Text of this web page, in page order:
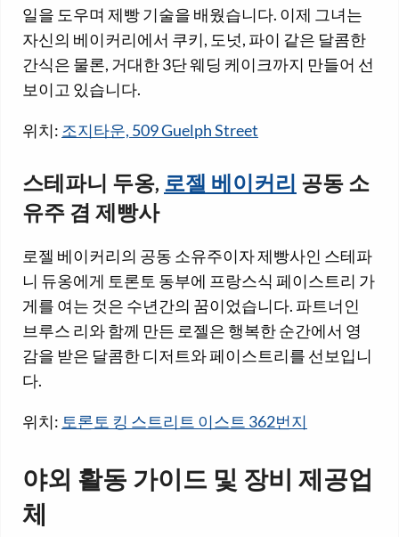
일을 도우며 제빵 기술을 배웠습니다. 이제 그녀는
자신의 베이커리에서 쿠키, 도넛, 파이 같은 달콤한
간식은 물론, 거대한 3단 웨딩 케이크까지 만들어 선
보이고 있습니다.
위치: 조지타운, 509 Guelph Street
스테파니 두옹,로젤 베이커리공동 소
유주 겸 제빵사
로젤 베이커리의 공동 소유주이자 제빵사인 스테파
니 듀옹에게 토론토 동부에 프랑스식 페이스트리 가
게를 여는 것은 수년간의 꿈이었습니다. 파트너인
브루스 리와 함께 만든 로젤은 행복한 순간에서 영
감을 받은 달콤한 디저트와 페이스트리를 선보입니
다.
위치: 토론토 킹 스트리트 이스트 362번지
야외 활동 가이드 및 장비 제공업
체